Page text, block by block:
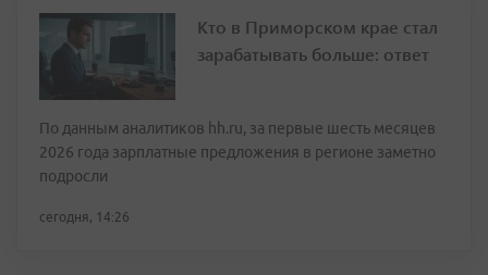
Кто в Приморском крае стал
зарабатывать больше: ответ
По данным аналитиков hh.ru, за первые шесть месяцев
2026 года зарплатные предложения в регионе заметно
подросли
сегодня, 14:26